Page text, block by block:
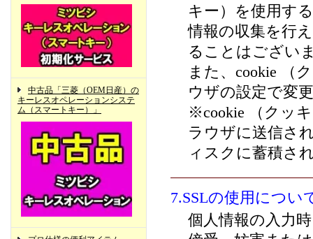
中古品「三菱（OEM日産）の
キーレスオペレーションシステ
ム（スマートキー）」
キー）を使用す
情報の収集を行
ることはござい
また、cookie （
ウザの設定で変
※cookie （クッ
ラウザに送信さ
ィスクに蓄積さ
7.SSLの使用につい
個人情報の入力